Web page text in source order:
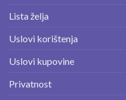
Lista želja
Uslovi korištenja
Uslovi kupovine
Privatnost